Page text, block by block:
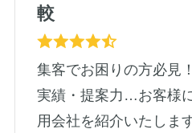
較
集客でお困りの方必見
実績・提案力…お客様
用会社を紹介いたしま